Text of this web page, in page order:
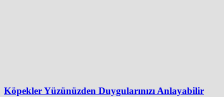
Köpekler Yüzünüzden Duygularınızı Anlayabilir